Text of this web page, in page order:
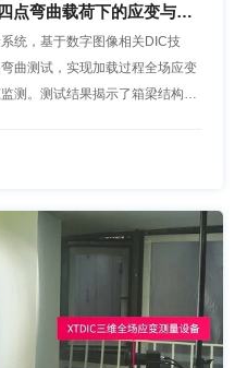
点弯曲载荷下的应变与裂
统，基于数字图像相关DIC技
曲测试，实现加载过程全场应变
测。测试结果揭示了箱梁结构损